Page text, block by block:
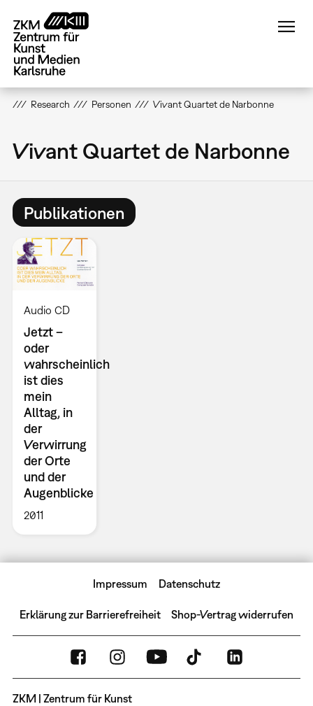
zum
Inhalt
Research Personen Vivant Quartet de Narbonne
Vivant Quartet de Narbonne
Publikationen
Audio CD
Jetzt –
oder
wahrscheinlich
ist dies
mein
Alltag, in
der
Verwirrung
der Orte
und der
Augenblicke
2011
Impressum Datenschutz
Erklärung zur Barrierefreiheit Shop-Vertrag widerrufen
ZKM | Zentrum für Kunst